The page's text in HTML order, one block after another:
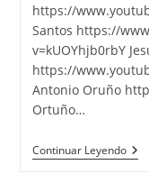
https://
Santos https://
v=kUOYhjb0rbY
https://
Antonio Oruño
Ortuño…
Continuar Leyendo
13-